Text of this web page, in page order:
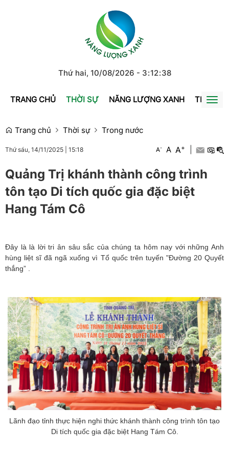
Thứ hai, 10/08/2026 - 3:12:39
TRANG CHỦ THỜI SỰ NĂNG LƯỢNG XANH TRÁI
Trang chủ
Thời sự Trong nước
Thứ sáu, 14/11/2025 15:18 A- A A+
Quảng Trị khánh thành công trình
tôn tạo Di tích quốc gia đặc biệt
Hang Tám Cô
Đây là là lời tri ân sâu sắc của chúng ta hôm nay với những Anh
hùng liệt sĩ đã ngã xuống vì Tổ quốc trên tuyến "Đường 20 Quyết
thắng” .
Lãnh đạo tỉnh thực hiện nghi thức khánh thành công trình tôn tạo
Di tích quốc gia đặc biệt Hang Tám Cô.